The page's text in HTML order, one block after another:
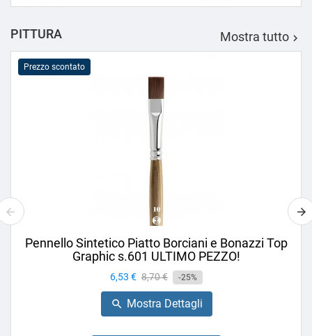
base
PITTURA Mostra tutto 
Prezzo scontato
Pennello Sintetico Piatto Borciani e Bonazzi Top
Graphic s.601 ULTIMO PEZZO!
Prezzo
6,53 € Prezzo
base
8,70 € -25%
 Mostra Dettagli